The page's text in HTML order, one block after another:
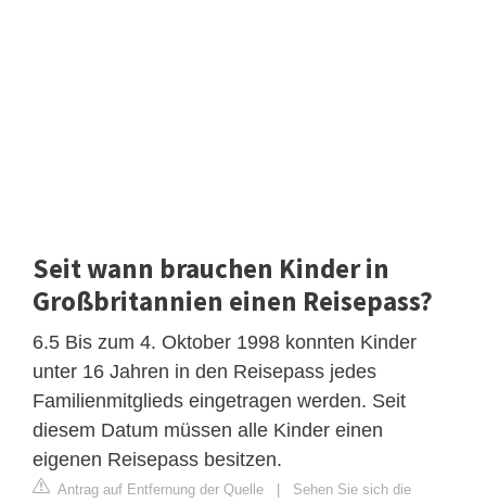
Seit wann brauchen Kinder in
Großbritannien einen Reisepass?
6.5 Bis zum 4. Oktober 1998 konnten Kinder
unter 16 Jahren in den Reisepass jedes
Familienmitglieds eingetragen werden. Seit
diesem Datum müssen alle Kinder einen
eigenen Reisepass besitzen.
Antrag auf Entfernung der Quelle | Sehen Sie sich die